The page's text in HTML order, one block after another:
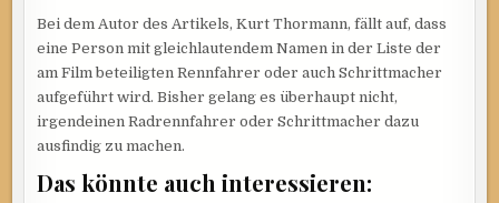
Bei dem Autor des Artikels, Kurt Thormann, fällt auf, dass
eine Person mit gleichlautendem Namen in der Liste der
am Film beteiligten Rennfahrer oder auch Schrittmacher
aufgeführt wird. Bisher gelang es überhaupt nicht,
irgendeinen Radrennfahrer oder Schrittmacher dazu
ausfindig zu machen.
Das könnte auch interessieren: